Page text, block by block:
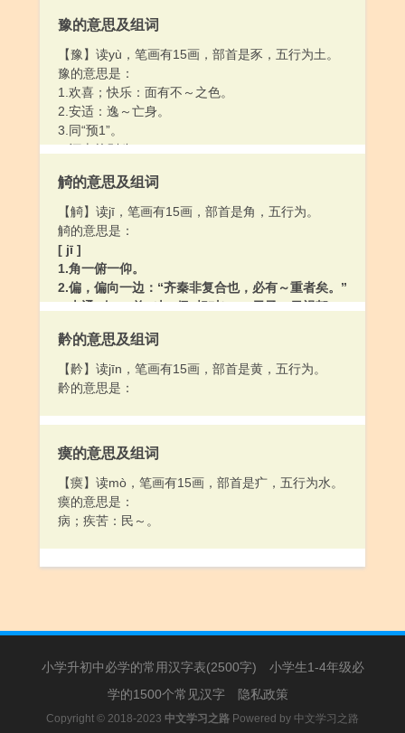
豫的意思及组词
【豫】读yù，笔画有15画，部首是豕，五行为土。
豫的意思是：
1.欢喜；快乐：面有不～之色。
2.安适：逸～亡身。
3.同“预1”。
4.河南的别称。
觭的意思及组词
【觭】读jī，笔画有15画，部首是角，五行为。
觭的意思是：
[ jī ]
1.角一俯一仰。
2.偏，偏向一边：“齐秦非复合也，必有～重者矣。”
3.古通“奇”，单（与“偶”相对）：“天子～日视朝。”
古通“奇”，奇怪：“二曰～梦。”
黅的意思及组词
【黅】读jīn，笔画有15画，部首是黄，五行为。
黅的意思是：
瘼的意思及组词
【瘼】读mò，笔画有15画，部首是疒，五行为水。
瘼的意思是：
病；疾苦：民～。
小学升初中必学的常用汉字表(2500字)
小学生1-4年级必
学的1500个常见汉字
隐私政策
Copyright © 2018-2023 中文学习之路 Powered by 中文学习之路